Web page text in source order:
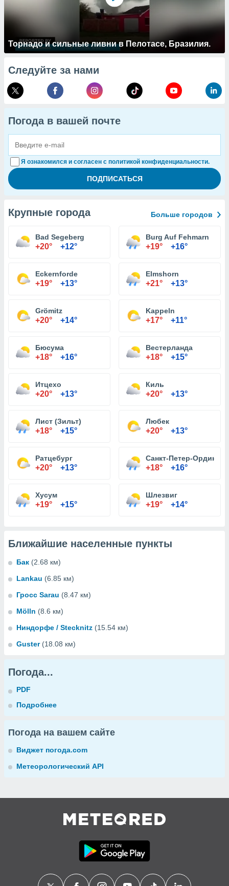
Торнадо и сильные ливни в Пелотасе, Бразилия.
Следуйте за нами
Погода в вашей почте
Я ознакомился и согласен с политикой конфиденциальности.
Крупные города Больше городов
Bad Segeberg
+20° +12°
Burg Auf Fehmarn
+19° +16°
Eckernforde
+19° +13°
Elmshorn
+21° +13°
Grömitz
+20° +14°
Kappeln
+17° +11°
Бюсума
+18° +16°
Вестерланда
+18° +15°
Итцехо
+20° +13°
Киль
+20° +13°
Лист (Зильт)
+18° +15°
Любек
+20° +13°
Ратцебург
+20° +13°
Санкт-Петер-Ординг
+18° +16°
Хусум
+19° +15°
Шлезвиг
+19° +14°
Ближайшие населенные пункты
Бак (2.68 км)
Lankau (6.85 км)
Гросс Sarau (8.47 км)
Mölln (8.6 км)
Ниндорфе / Stecknitz (15.54 км)
Guster (18.08 км)
Погода...
PDF
Подробнее
Погода на вашем сайте
Виджет погода.com
Метеорологический API